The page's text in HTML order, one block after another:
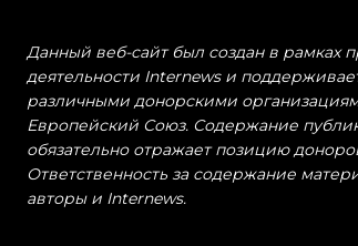
Данный веб-сайт был создан в рамках
деятельности Internews и
различными донорскими
Европейский Союз. Содержание
обязательно отражает позицию
Ответственность за содержание
авторы и Internews.